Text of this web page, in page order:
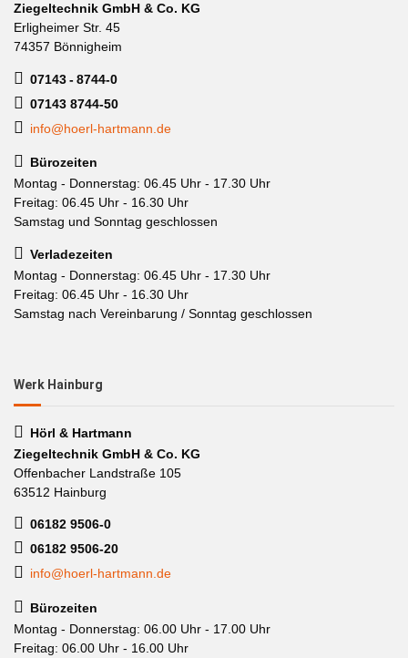
Ziegeltechnik GmbH & Co. KG
Erligheimer Str. 45
74357 Bönnigheim
07143 - 8744-0
07143 8744-50
info@hoerl-hartmann.de
Bürozeiten
Montag - Donnerstag: 06.45 Uhr - 17.30 Uhr
Freitag: 06.45 Uhr - 16.30 Uhr
Samstag und Sonntag geschlossen
Verladezeiten
Montag - Donnerstag: 06.45 Uhr - 17.30 Uhr
Freitag: 06.45 Uhr - 16.30 Uhr
Samstag nach Vereinbarung / Sonntag geschlossen
Werk Hainburg
Hörl & Hartmann
Ziegeltechnik GmbH & Co. KG
Offenbacher Landstraße 105
63512 Hainburg
06182 9506-0
06182 9506-20
info@hoerl-hartmann.de
Bürozeiten
Montag - Donnerstag: 06.00 Uhr - 17.00 Uhr
Freitag: 06.00 Uhr - 16.00 Uhr